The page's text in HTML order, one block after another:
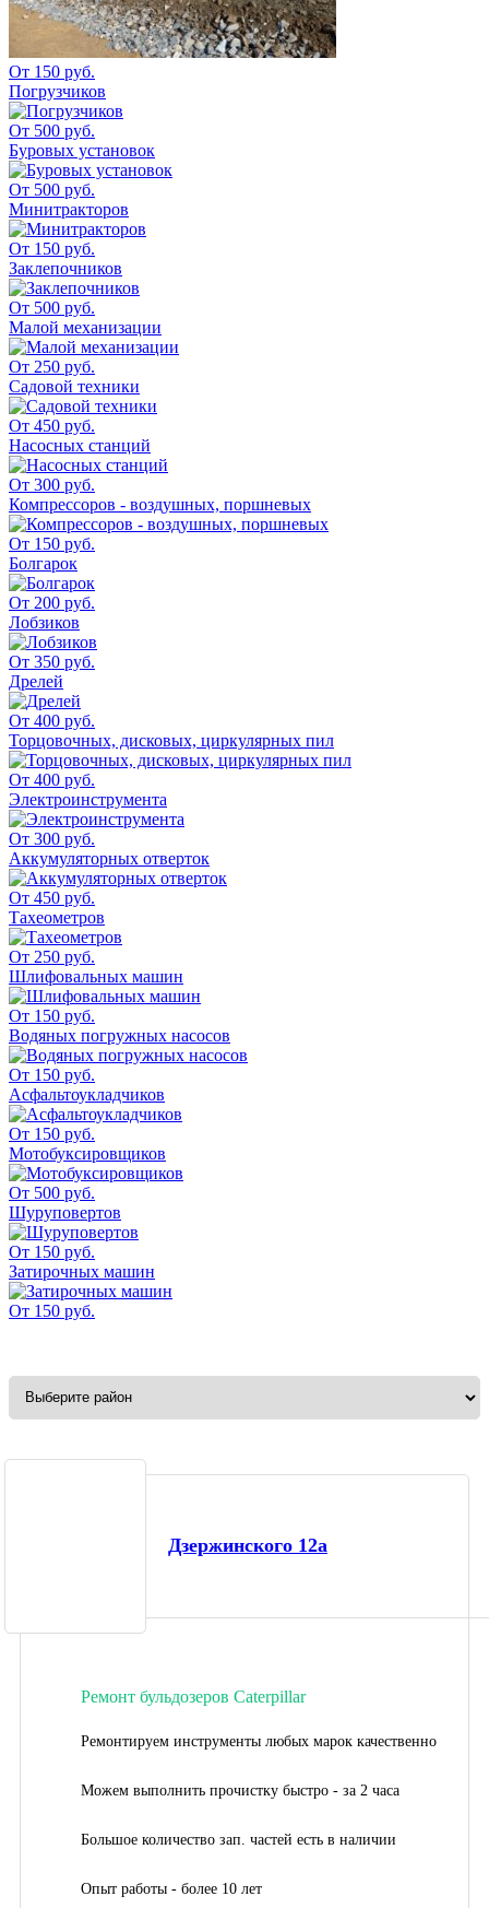
От 150 руб.
Погрузчиков
От 500 руб.
Буровых установок
От 500 руб.
Минитракторов
От 150 руб.
Заклепочников
От 500 руб.
Малой механизации
От 250 руб.
Садовой техники
От 450 руб.
Насосных станций
От 300 руб.
Компрессоров - воздушных, поршневых
От 150 руб.
Болгарок
От 200 руб.
Лобзиков
От 350 руб.
Дрелей
От 400 руб.
Торцовочных, дисковых, циркулярных пил
От 400 руб.
Электроинструмента
От 300 руб.
Аккумуляторных отверток
От 450 руб.
Тахеометров
От 250 руб.
Шлифовальных машин
От 150 руб.
Водяных погружных насосов
От 150 руб.
Асфальтоукладчиков
От 150 руб.
Мотобуксировщиков
От 500 руб.
Шуруповертов
От 150 руб.
Затирочных машин
От 150 руб.
Дзержинского 12а
Ремонт бульдозеров Caterpillar
Ремонтируем инструменты любых марок качественно
Можем выполнить прочистку быстро - за 2 часа
Большое количество зап. частей есть в наличии
Опыт работы - более 10 лет